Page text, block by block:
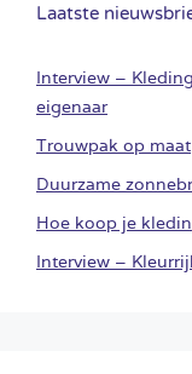
Laatste
Interview –
eigenaar
Trouwpak op maat
Duurzame
Hoe koop je
Interview –